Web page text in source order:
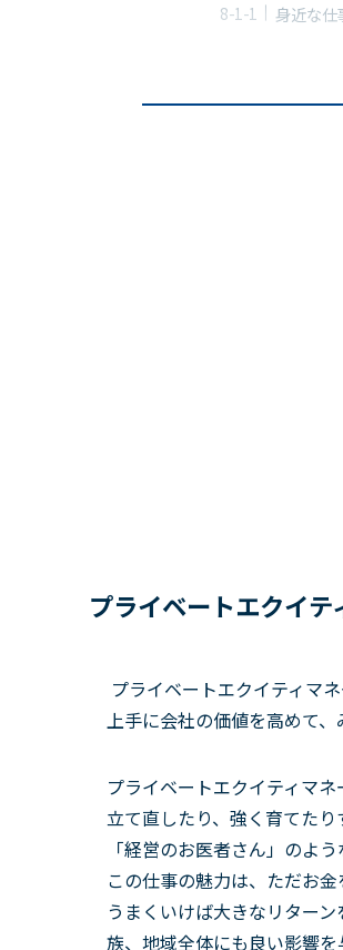
身近な仕
プライベートエクイテ
プライベートエクイティマ
上手に会社の価値を高めて
プライベートエクイティマ
立て直したり、強く育てた
「経営のお医者さん」のよう
この仕事の魅力は、ただお
うまくいけば大きなリター
族、地域全体にも良い影響を